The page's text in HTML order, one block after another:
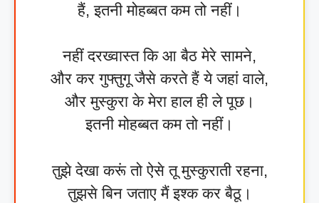
हैं, इतनी मोहब्बत कम तो नहीं।
नहीं दरख्वास्त कि आ बैठ मेरे सामने,
और कर गुफ्तुगू जैसे करते हैं ये जहां वाले,
और मुस्कुरा के मेरा हाल ही ले पूछ।
इतनी मोहब्बत कम तो नहीं।
तुझे देखा करूं तो ऐसे तू मुस्कुराती रहना,
तुझसे बिन जताए मैं इश्क कर बैठू।